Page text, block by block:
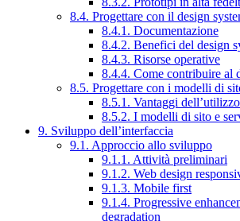
8.4. Progettare con il design
8.4.1. Documentazione
8.4.2. Benefici del design
8.4.3. Risorse operative
8.4.4. Come contribuire al
8.5. Progettare con i modelli di
8.5.1. Vantaggi
8.5.2. I modelli di sito e
9. Sviluppo dell’interfaccia
9.1. Approccio allo sviluppo
9.1.1. Attività preliminari
9.1.2. Web design
9.1.3. Mobile first
9.1.4. Progressive
degradation